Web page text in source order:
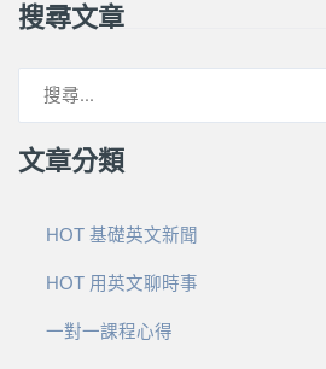
搜尋文章
文章分類
HOT 基礎英文新聞
HOT 用英文聊時事
一對一課程心得